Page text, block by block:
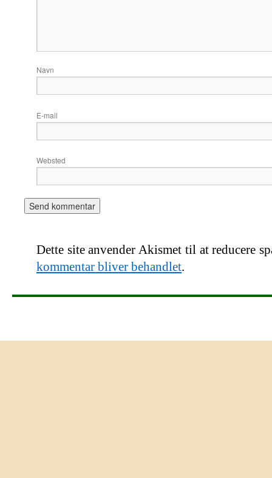
Navn
E-mail
Websted
Dette site anvender Akismet til at reducere
kommentar bliver behandlet.